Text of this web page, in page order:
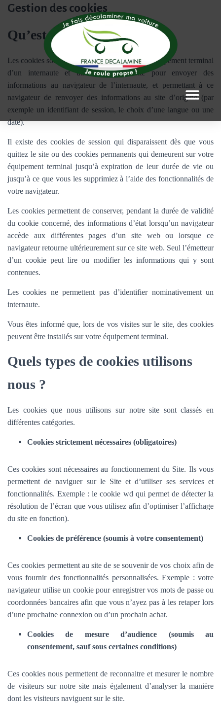
Gestion des cookies
Qu’est-ce qu’un cookie ?
Les cookies sont des données stockées dans l’équipement terminal
d’un internaute et utilisées par le site pour envoyer des
informations au navigateur de l’internaute, et permettant à ce
navigateur de renvoyer des informations au site d’origine (par
exemple un identifiant de session, le choix d’une langue ou une
date).
Il existe des cookies de session qui disparaissent dès que vous
quittez le site ou des cookies permanents qui demeurent sur votre
équipement terminal jusqu’à expiration de leur durée de vie ou
jusqu’à ce que vous les supprimiez à l’aide des fonctionnalités de
votre navigateur.
Les cookies permettent de conserver, pendant la durée de validité
du cookie concerné, des informations d’état lorsqu’un navigateur
accède aux différentes pages d’un site web ou lorsque ce
navigateur retourne ultérieurement sur ce site web. Seul l’émetteur
d’un cookie peut lire ou modifier les informations qui y sont
contenues.
Les cookies ne permettent pas d’identifier nominativement un
internaute.
Vous êtes informé que, lors de vos visites sur le site, des cookies
peuvent être installés sur votre équipement terminal.
Quels types de cookies utilisons
nous ?
Les cookies que nous utilisons sur notre site sont classés en
différentes catégories.
Cookies strictement nécessaires (obligatoires)
Ces cookies sont nécessaires au fonctionnement du Site. Ils vous
permettent de naviguer sur le Site et d’utiliser ses services et
fonctionnalités. Exemple : le cookie wd qui permet de détecter la
résolution de l’écran que vous utilisez afin d’optimiser l’affichage
du site en fonction).
Cookies de préférence (soumis à votre consentement)
Ces cookies permettent au site de se souvenir de vos choix afin de
vous fournir des fonctionnalités personnalisées. Exemple : votre
navigateur utilise un cookie pour enregistrer vos mots de passe ou
coordonnées bancaires afin que vous n’ayez pas à les retaper lors
d’une prochaine connexion ou d’un prochain achat.
Cookies de mesure d’audience (soumis au
consentement, sauf sous certaines conditions)
Ces cookies nous permettent de reconnaitre et mesurer le nombre
de visiteurs sur notre site mais également d’analyser la manière
dont les visiteurs naviguent sur le site.